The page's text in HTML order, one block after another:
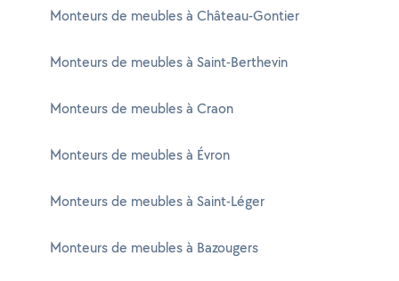
Monteurs de meubles à Château-Gontier
Monteurs de meubles à Saint-Berthevin
Monteurs de meubles à Craon
Monteurs de meubles à Évron
Monteurs de meubles à Saint-Léger
Monteurs de meubles à Bazougers